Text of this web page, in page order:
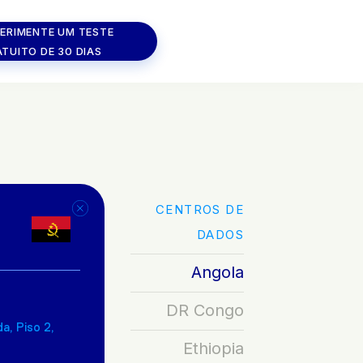
UM TESTE
DE 30 DIAS
Piso 2,
CENTROS DE
DADOS
Angola
DR Congo
Ethiopia